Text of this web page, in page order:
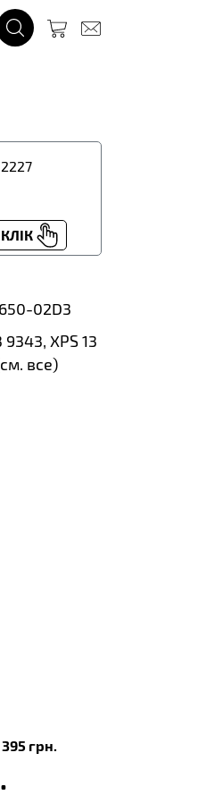
2227
02D3
9343, XPS 13
см. все)
грн.